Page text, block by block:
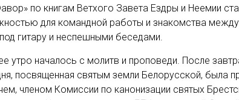
по книгам Ветхого Завета Ездры и Неемии
для командной работы и знакомства
гитару и неспешными беседами.
утро началось с молитв и проповеди. После
посвященная святым земли Белорусской, была
членом Комиссии по канонизации святых